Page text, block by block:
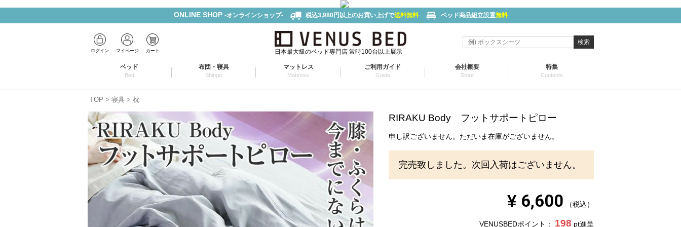
ONLINE SHOP -オンラインショップ- 税込3,980円以上のお買い上げで送料無料 ベッド商品組立設置無料
ログイン マイページ カート 日本最大級のベッド専門店 常時100台以上展示
検索
ベッド
Bed
布団・寝具
Shingu
マットレス
Mattress
ご利用ガイド
Guide
会社概要
Store
特集
Contents
TOP 寝具 枕
RIRAKU Body フットサポートピロー
申し訳ございません。ただいま在庫がございません。
完売致しました。次回入荷はございません。
¥ 6,600 税込
VENUSBEDポイント： 198 pt進呈